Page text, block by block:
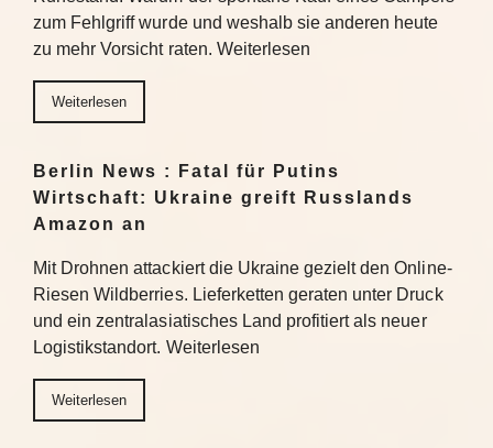
zum Fehlgriff wurde und weshalb sie anderen heute
zu mehr Vorsicht raten. Weiterlesen
Weiterlesen
Berlin News : Fatal für Putins
Wirtschaft: Ukraine greift Russlands
Amazon an
Mit Drohnen attackiert die Ukraine gezielt den Online-
Riesen Wildberries. Lieferketten geraten unter Druck
und ein zentralasiatisches Land profitiert als neuer
Logistikstandort. Weiterlesen
Weiterlesen